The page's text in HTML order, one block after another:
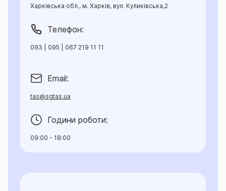
Харківська обл., м. Харків, вул. Куликівська,2
Телефон:
093 | 095 | 067 219 11 11
Email:
tas@sgtas.ua
Години роботи:
09:00 - 18:00